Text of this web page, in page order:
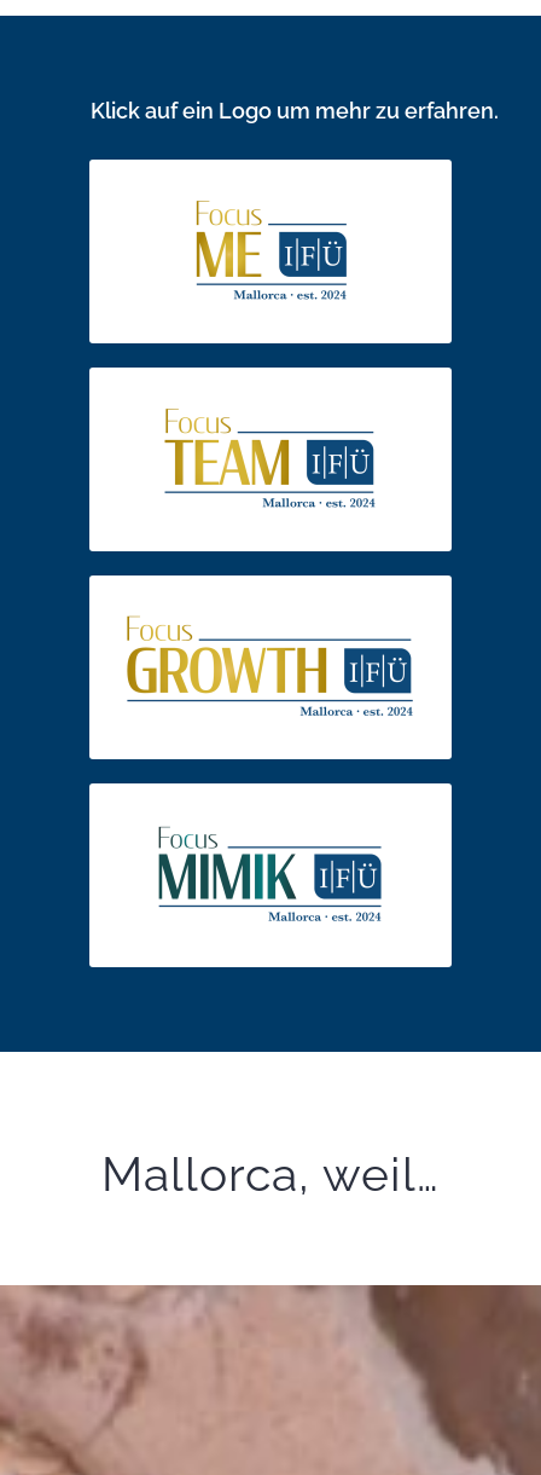
Das Gute: diese Fähigkeit lässt sich erlernen. Tauche
Unausgesprochene.
Klick auf ein Logo um mehr zu erfahren.
Mallorca, weil…